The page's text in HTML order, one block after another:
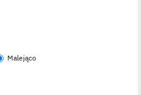
Malejąco